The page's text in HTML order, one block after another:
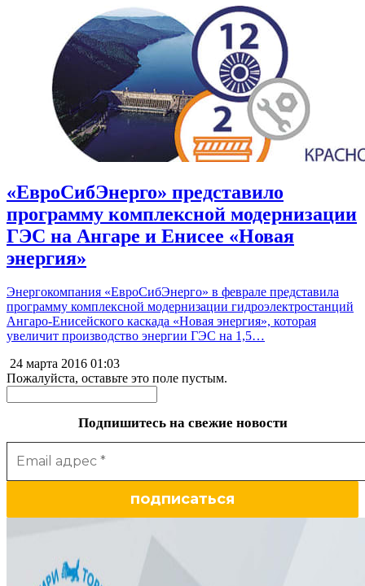
«ЕвроСибЭнерго» представило
программу комплексной модернизации
ГЭС на Ангаре и Енисее «Новая
энергия»
Энергокомпания «ЕвроСибЭнерго» в феврале представила
программу комплексной модернизации гидроэлектростанций
Ангаро-Енисейского каскада «Новая энергия», которая
увеличит производство энергии ГЭС на 1,5…
24 марта 2016 01:03
Пожалуйста, оставьте это поле пустым.
Подпишитесь на свежие новости